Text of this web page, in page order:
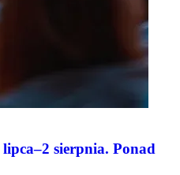
sierpnia. Ponad